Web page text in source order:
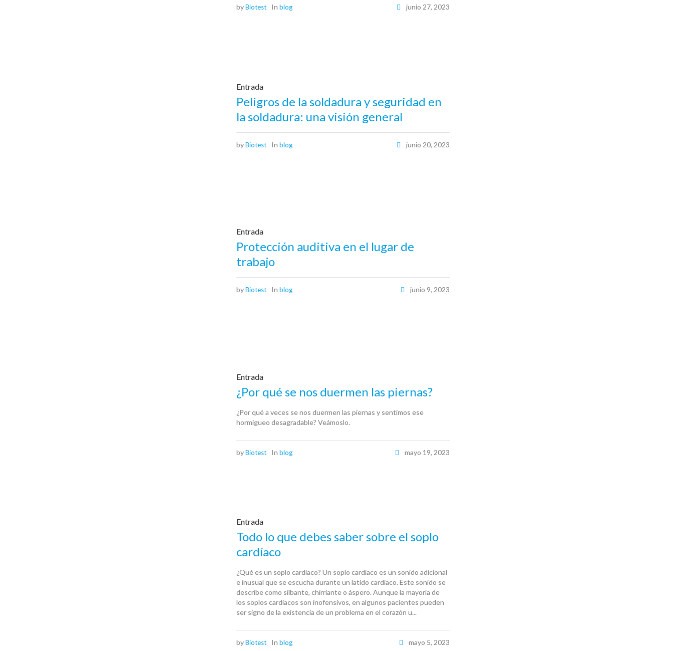
junio 27, 2023
byBiotest In blog
Entrada
Peligros de la soldadura y seguridad en
la soldadura: una visión general
junio 20, 2023
byBiotest In blog
Entrada
Protección auditiva en el lugar de
trabajo
junio 9, 2023
byBiotest In blog
Entrada
¿Por qué se nos duermen las piernas?
¿Por qué a veces se nos duermen las piernas y sentimos ese
hormigueo desagradable? Veámoslo.
mayo 19, 2023
byBiotest In blog
Entrada
Todo lo que debes saber sobre el soplo
cardíaco
¿Qué es un soplo cardíaco? Un soplo cardíaco es un sonido adicional
e inusual que se escucha durante un latido cardíaco. Este sonido se
describe como silbante, chirriante o áspero. Aunque la mayoría de
los soplos cardíacos son inofensivos, en algunos pacientes pueden
ser signo de la existencia de un problema en el corazón u...
mayo 5, 2023
byBiotest In blog